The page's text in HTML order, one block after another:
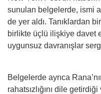
sunulan belgelerde, ismi
de yer aldı. Tanıklardan
birlikte üçlü ilişkiye davet
uygunsuz davranışlar
Belgelerde ayrıca
rahatsızlığını dile